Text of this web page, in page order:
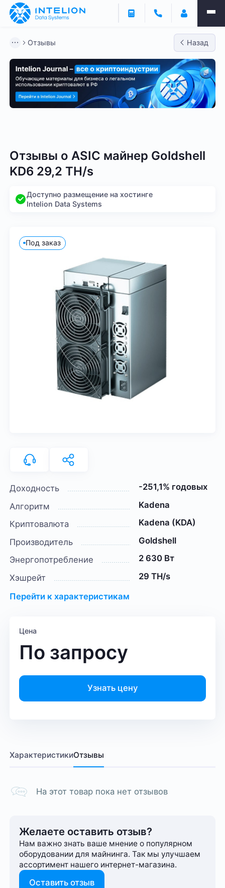
Отзывы Назад
Отзывы о ASIC майнер Goldshell
KD6 29,2 TH/s
Доступно размещение на хостинге
Intelion Data Systems
Под заказ
Доходность
-251,1% годовых
Алгоритм
Kadena
Криптовалюта
Kadena (KDA)
Производитель
Goldshell
Энергопотребление
2 630 Вт
Хэшрейт
29 TH/s
Перейти к характеристикам
Цена
По запросу
Узнать цену
ХарактеристикиОтзывы
На этот товар пока нет отзывов
Желаете оставить отзыв?
Нам важно знать ваше мнение о популярном
оборудовании для майнинга. Так мы улучшаем
ассортимент нашего интернет-⁠магазина.
Оставить отзыв